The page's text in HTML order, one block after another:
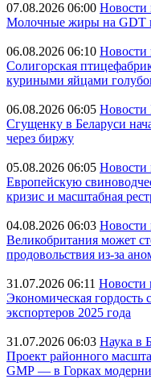
07.08.2026 06:00 Новости
Молочные жиры на GDT
06.08.2026 06:10 Новости
Солигорская
куриными яйцами
06.08.2026 06:05 Новости
Сгущенку в Беларуси
через биржу
05.08.2026 06:05 Новости
Европейскую
кризис и масштабная
04.08.2026 06:03 Новости
Великобритания может
продовольствия из-за
31.07.2026 06:11 Новости
Экономическая
экспортеров 2025 года
31.07.2026 06:03 Наука в
Проект районного
GMP — в Горках